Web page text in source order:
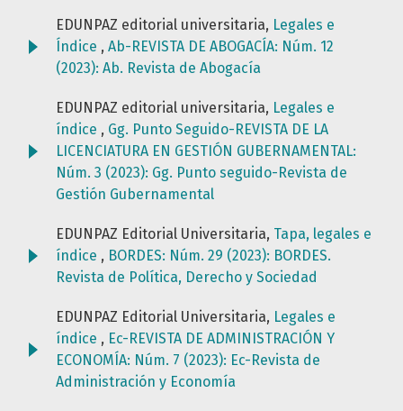
EDUNPAZ editorial universitaria, Legales e
Índice , Ab-REVISTA DE ABOGACÍA: Núm. 12
(2023): Ab. Revista de Abogacía
EDUNPAZ editorial universitaria, Legales e
índice , Gg. Punto Seguido-REVISTA DE LA
LICENCIATURA EN GESTIÓN GUBERNAMENTAL:
Núm. 3 (2023): Gg. Punto seguido-Revista de
Gestión Gubernamental
EDUNPAZ Editorial Universitaria, Tapa, legales e
índice , BORDES: Núm. 29 (2023): BORDES.
Revista de Política, Derecho y Sociedad
EDUNPAZ Editorial Universitaria, Legales e
índice , Ec-REVISTA DE ADMINISTRACIÓN Y
ECONOMÍA: Núm. 7 (2023): Ec-Revista de
Administración y Economía